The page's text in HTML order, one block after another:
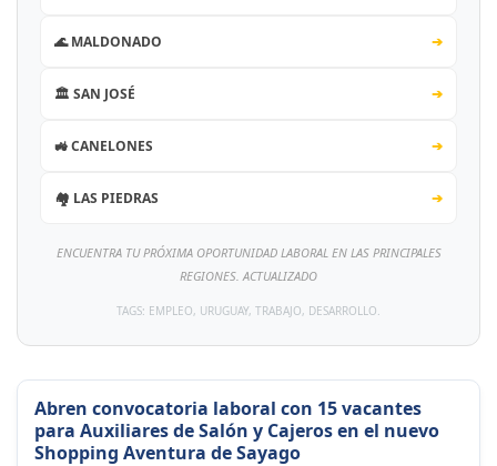
🌊 MALDONADO ➔
🏛️ SAN JOSÉ ➔
🚜 CANELONES ➔
🏘️ LAS PIEDRAS ➔
ENCUENTRA TU PRÓXIMA OPORTUNIDAD LABORAL EN LAS PRINCIPALES
REGIONES. ACTUALIZADO
TAGS: EMPLEO, URUGUAY, TRABAJO, DESARROLLO.
Abren convocatoria laboral con 15 vacantes
para Auxiliares de Salón y Cajeros en el nuevo
Shopping Aventura de Sayago